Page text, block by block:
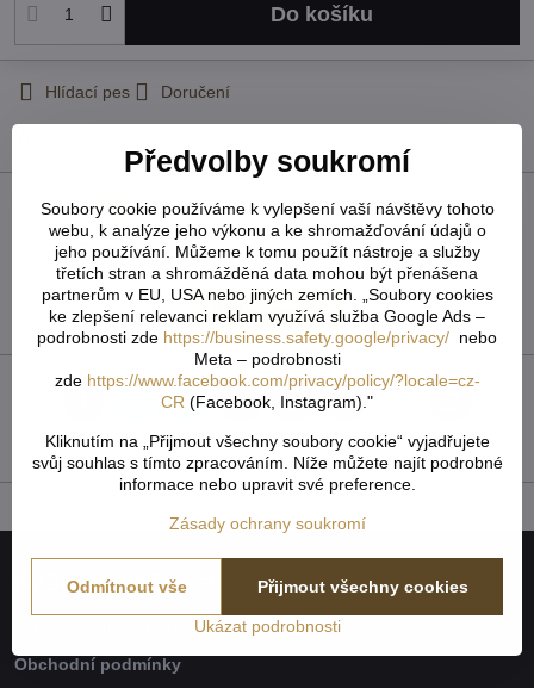
Do košíku
Hlídací pes Doručení
Recenze 0
Zatím bez hodnocení. Buďte první!
Přidat recenzi
Twitter BlueskyPinterestRedditLinkedIn
Naše společnost
Jak to všechno začalo
Obchodní podmínky
Předvolby soukromí
Soubory cookie používáme k vylepšení vaší návštěvy tohoto
webu, k analýze jeho výkonu a ke shromažďování údajů o
jeho používání. Můžeme k tomu použít nástroje a služby
třetích stran a shromážděná data mohou být přenášena
partnerům v EU, USA nebo jiných zemích. „Soubory cookies
ke zlepšení relevanci reklam využívá služba Google Ads –
podrobnosti zde https://business.safety.google/privacy/ nebo
Meta – podrobnosti
zde https://www.facebook.com/privacy/policy/?locale=cz-
CR (Facebook, Instagram)."
Kliknutím na „Přijmout všechny soubory cookie“ vyjadřujete
svůj souhlas s tímto zpracováním. Níže můžete najít podrobné
informace nebo upravit své preference.
Zásady ochrany soukromí
Ukázat podrobnosti
Přijmout všechny cookies
Odmítnout vše